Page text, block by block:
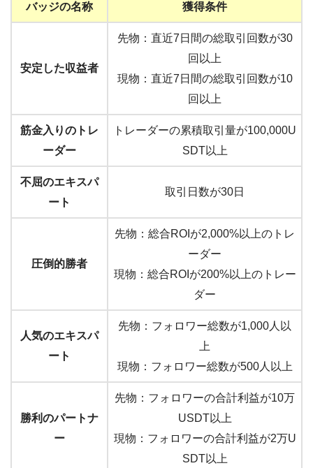
バッジの名称 獲得条件
安定した収益者
先物：直近7日間の総取引回数が30
回以上
現物：直近7日間の総取引回数が10
回以上
筋金入りのトレ
ーダー
トレーダーの累積取引量が100,000U
SDT以上
不屈のエキスパ
ート
取引日数が30日
圧倒的勝者
先物：総合ROIが2,000%以上のトレ
ーダー
現物：総合ROIが200%以上のトレー
ダー
人気のエキスパ
ート
先物：フォロワー総数が1,000人以
上
現物：フォロワー総数が500人以上
勝利のパートナ
ー
先物：フォロワーの合計利益が10万
USDT以上
現物：フォロワーの合計利益が2万U
SDT以上